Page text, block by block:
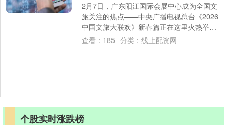
2月7日，广东阳江国际会展中心成为全国文
旅关注的焦点——中央广播电视总台《2026
中国文旅大联欢》新春篇正在这里火热举
行。此刻，韶关展区以其独具特色的“山水风
查看： 185 分类： 线上配资网
个股实时涨跌榜